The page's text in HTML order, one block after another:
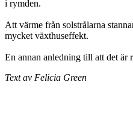
i rymden.
Att värme från solstrålarna
mycket växthuseffekt.
En annan anledning till att det är
Text av Felicia Green